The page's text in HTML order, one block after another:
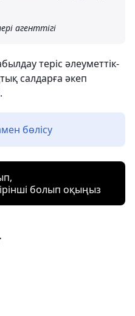
агенттігі
теріс әлеуметтік-
салдарға әкеп
бөлісу
болып оқыңыз